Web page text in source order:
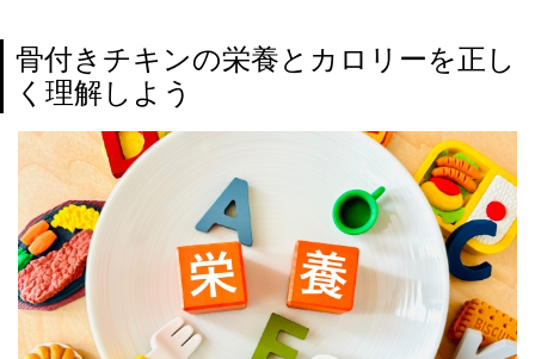
骨付きチキンの栄養とカロリーを正し
く理解しよう